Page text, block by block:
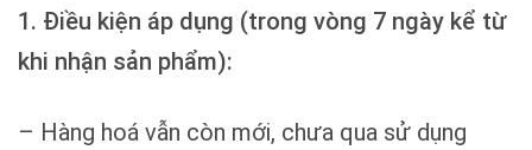
1. Điều kiện áp dụng (trong vòng 7 ngày kể từ
khi nhận sản phẩm):
– Hàng hoá vẫn còn mới, chưa qua sử dụng